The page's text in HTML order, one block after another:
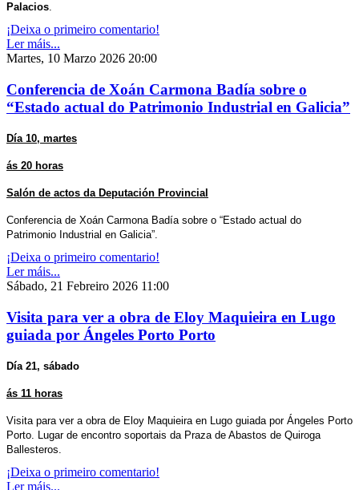
Palacios.
¡Deixa o primeiro comentario!
Ler máis...
Martes, 10 Marzo 2026 20:00
Conferencia de Xoán Carmona Badía sobre o
“Estado actual do Patrimonio Industrial en Galicia”
Día 10, martes
ás 20 horas
Salón de actos da Deputación Provincial
Conferencia de Xoán Carmona Badía sobre o “Estado actual do
Patrimonio Industrial en Galicia”.
¡Deixa o primeiro comentario!
Ler máis...
Sábado, 21 Febreiro 2026 11:00
Visita para ver a obra de Eloy Maquieira en Lugo
guiada por Ángeles Porto Porto
Día 21, sábado
ás 11 horas
Visita para ver a obra de Eloy Maquieira en Lugo guiada por Ángeles Porto
Porto. Lugar de encontro soportais da Praza de Abastos de Quiroga
Ballesteros.
¡Deixa o primeiro comentario!
Ler máis...